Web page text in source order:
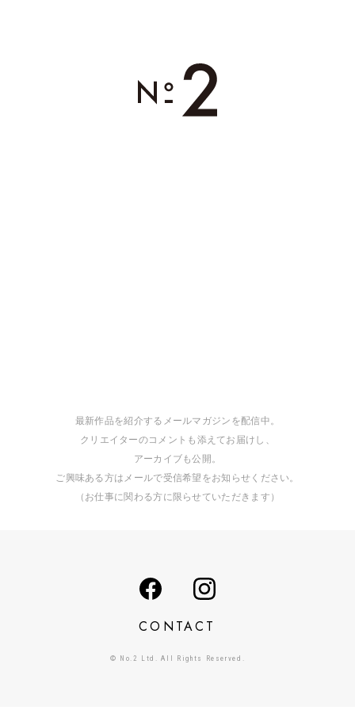
最新作品を紹介するメールマガジンを配信中。
クリエイターのコメントも添えてお届けし、
アーカイブも公開。
ご興味ある方はメールで受信希望をお知らせください。
（お仕事に関わる方に限らせていただきます）
CONTACT
© No.2 Ltd. All Rights Reserved.